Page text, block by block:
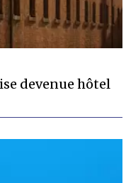
devenue hôtel